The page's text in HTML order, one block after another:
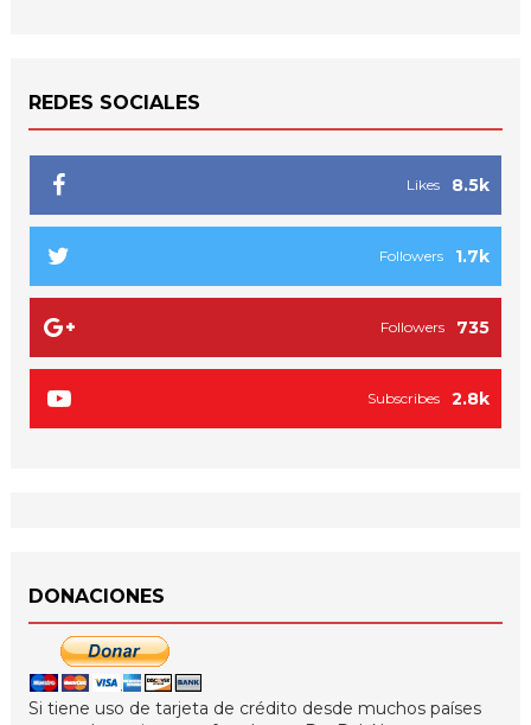
REDES SOCIALES
8.5k
Likes
1.7k
Followers
735
Followers
2.8k
Subscribes
DONACIONES
Si tiene uso de tarjeta de crédito desde muchos países